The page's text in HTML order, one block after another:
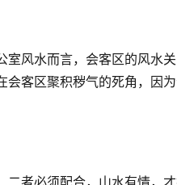
风水而言，会客区的风水
客区聚积秽气的死角，因
者必须配合，山水有情，